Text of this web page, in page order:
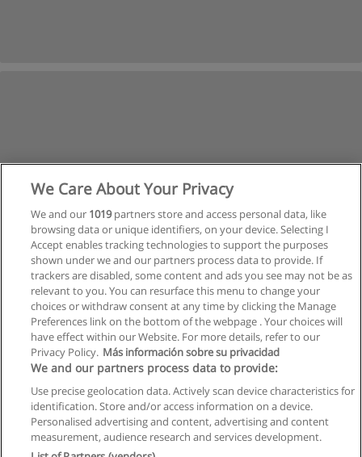
Nächste
Seite1von2
Allgemeinen geschäftsbedingungen
Datenschutzpolitik
We Care About Your Privacy
We and our 1019partners store and access personal data, like
browsing data or unique identifiers, on your device. Selecting I
Accept enables tracking technologies to support the purposes
shown under we and our partners process data to provide. If
trackers are disabled, some content and ads you see may not be as
relevant to you. You can resurface this menu to change your
choices or withdraw consent at any time by clicking the Manage
Preferences link on the bottom of the webpage . Your choices will
have effect within our Website. For more details, refer to our
Privacy Policy. Más información sobre su privacidad
We and our partners process data to provide:
Use precise geolocation data. Actively scan device characteristics for
identification. Store and/or access information on a device.
Personalised advertising and content, advertising and content
measurement, audience research and services development.